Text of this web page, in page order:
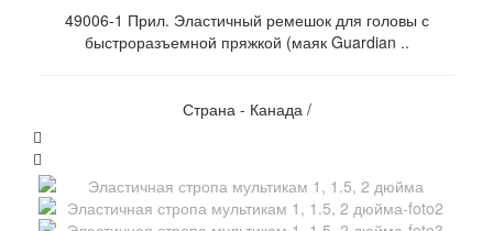
49006-1 Прил. Эластичный ремешок для головы с
быстроразъемной пряжкой (маяк Guardian ..
Страна - Канада /